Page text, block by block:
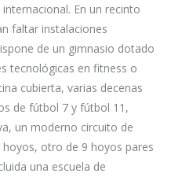
En un recinto
faltar instalaciones
de un gimnasio dotado
tecnológicas en fitness o
cubierta, varias decenas
de fútbol 7 y fútbol 11,
un moderno circuito de
otro de 9 hoyos pares
una escuela de